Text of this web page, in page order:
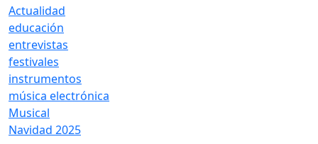
Actualidad
educación
entrevistas
festivales
instrumentos
música electrónica
Musical
Navidad 2025